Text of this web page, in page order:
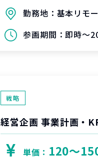
勤務地： 基本リモ
参画期間：即時～
戦略
経営企画 事業計画・
単価： 120〜